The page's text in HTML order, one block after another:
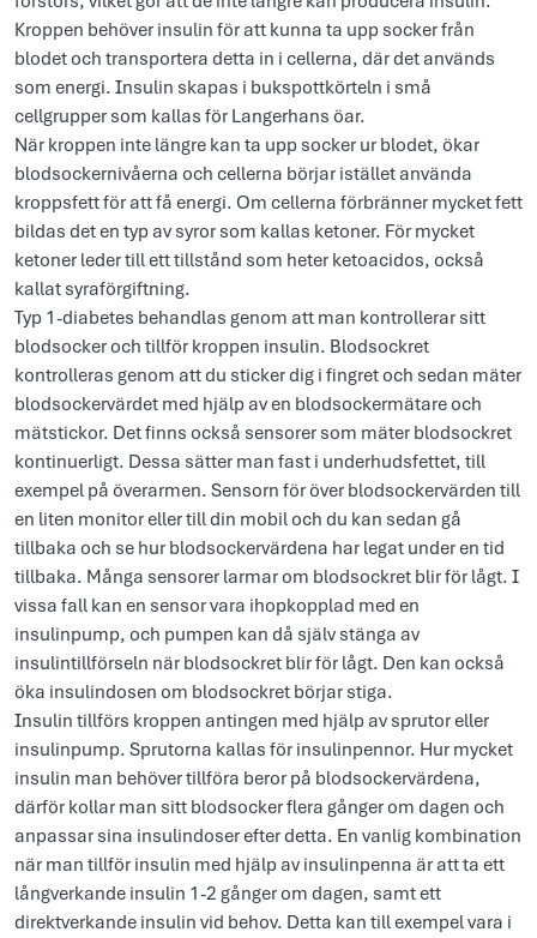
Kroppen behöver insulin för att kunna ta upp socker från
blodet och transportera detta in i cellerna, där det används
som energi. Insulin skapas i bukspottkörteln i små
cellgrupper som kallas för Langerhans öar.
När kroppen inte längre kan ta upp socker ur blodet, ökar
blodsockernivåerna och cellerna börjar istället använda
kroppsfett för att få energi. Om cellerna förbränner mycket fett
bildas det en typ av syror som kallas ketoner. För mycket
ketoner leder till ett tillstånd som heter ketoacidos, också
kallat syraförgiftning.
Typ 1-diabetes behandlas genom att man kontrollerar sitt
blodsocker och tillför kroppen insulin. Blodsockret
kontrolleras genom att du sticker dig i fingret och sedan mäter
blodsockervärdet med hjälp av en blodsockermätare och
mätstickor. Det finns också sensorer som mäter blodsockret
kontinuerligt. Dessa sätter man fast i underhudsfettet, till
exempel på överarmen. Sensorn för över blodsockervärden till
en liten monitor eller till din mobil och du kan sedan gå
tillbaka och se hur blodsockervärdena har legat under en tid
tillbaka. Många sensorer larmar om blodsockret blir för lågt. I
vissa fall kan en sensor vara ihopkopplad med en
insulinpump, och pumpen kan då själv stänga av
insulintillförseln när blodsockret blir för lågt. Den kan också
öka insulindosen om blodsockret börjar stiga.
Insulin tillförs kroppen antingen med hjälp av sprutor eller
insulinpump. Sprutorna kallas för insulinpennor. Hur mycket
insulin man behöver tillföra beror på blodsockervärdena,
därför kollar man sitt blodsocker flera gånger om dagen och
anpassar sina insulindoser efter detta. En vanlig kombination
när man tillför insulin med hjälp av insulinpenna är att ta ett
långverkande insulin 1-2 gånger om dagen, samt ett
direktverkande insulin vid behov. Detta kan till exempel vara i